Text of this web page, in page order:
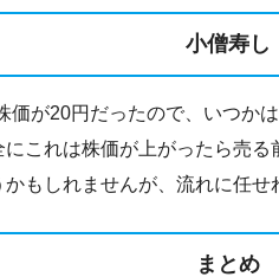
小僧寿し
価が20円だったので、いつか
にこれは株価が上がったら売
もしれませんが、流れに任せ
まとめ